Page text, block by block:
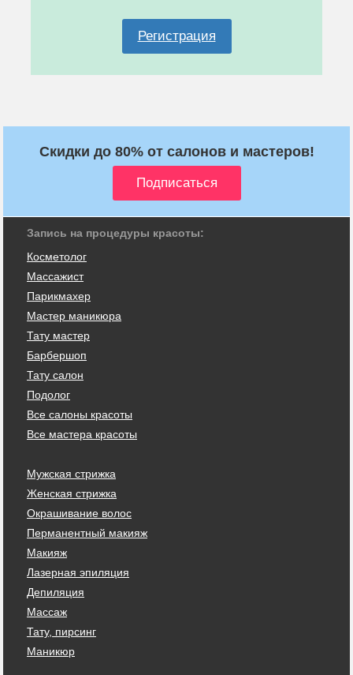
Регистрация
Скидки до 80% от салонов и мастеров!
Запись на процедуры красоты:
Косметолог
Массажист
Парикмахер
Мастер маникюра
Тату мастер
Барбершоп
Тату салон
Подолог
Все салоны красоты
Все мастера красоты
Мужская стрижка
Женская стрижка
Окрашивание волос
Перманентный макияж
Макияж
Лазерная эпиляция
Депиляция
Массаж
Тату, пирсинг
Маникюр